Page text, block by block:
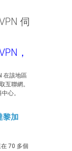
伺
，
在該地區
互聯網。
心。
黎加
70 多個